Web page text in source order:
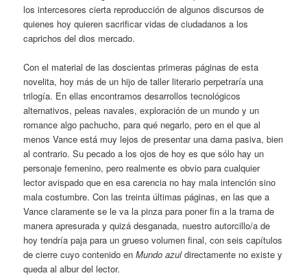
los intercesores cierta reproducción de algunos discursos de
quienes hoy quieren sacrificar vidas de ciudadanos a los
caprichos del dios mercado.
Con el material de las doscientas primeras páginas de esta
novelita, hoy más de un hijo de taller literario perpetraría una
trilogía. En ellas encontramos desarrollos tecnológicos
alternativos, peleas navales, exploración de un mundo y un
romance algo pachucho, para qué negarlo, pero en el que al
menos Vance está muy lejos de presentar una dama pasiva, bien
al contrario. Su pecado a los ojos de hoy es que sólo hay un
personaje femenino, pero realmente es obvio para cualquier
lector avispado que en esa carencia no hay mala intención sino
mala costumbre. Con las treinta últimas páginas, en las que a
Vance claramente se le va la pinza para poner fin a la trama de
manera apresurada y quizá desganada, nuestro autorcillo/a de
hoy tendría paja para un grueso volumen final, con seis capítulos
de cierre cuyo contenido enMundo azuldirectamente no existe y
queda al albur del lector.